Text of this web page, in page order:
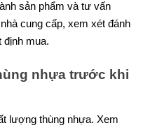
sản phẩm và tư vấn
cung cấp, xem xét đánh
định mua.
nhựa trước khi
lượng thùng nhựa. Xem